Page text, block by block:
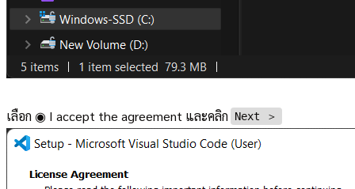
เลือก ◉ I accept the agreement และคลิก Next ＞